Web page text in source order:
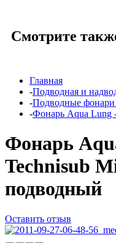
Смотрите
Главная
-Подводная и
-Подводные фонари
-Фонарь Aqua Lung
Фонарь
Technisub
подводный
Оставить отзыв